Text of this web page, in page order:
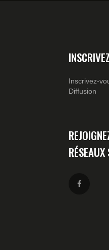
Inscrivez-
Diffusion